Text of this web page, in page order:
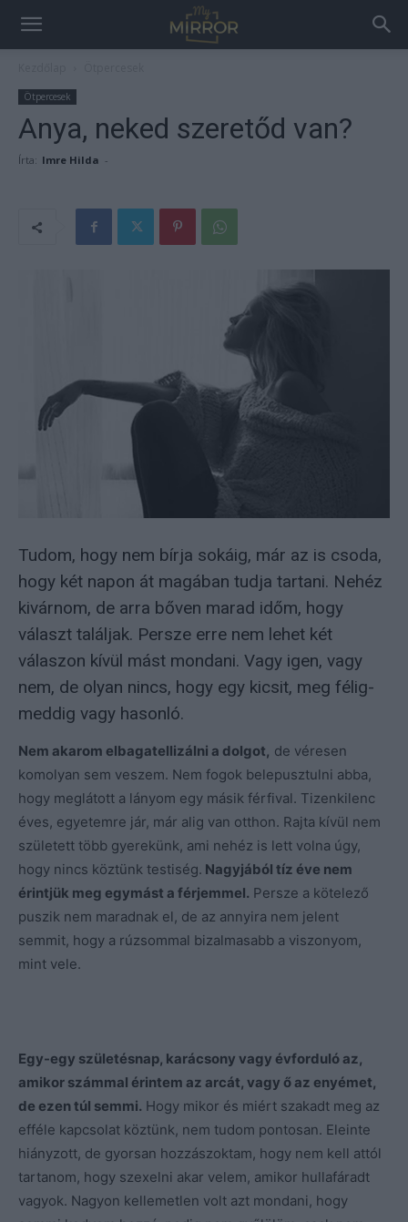
Ötpercesek
Anya, neked szeretőd van?
Írta: Imre Hilda -
Tudom, hogy nem bírja sokáig, már az is csoda,
hogy két napon át magában tudja tartani. Nehéz
kivárnom, de arra bőven marad időm, hogy
választ találjak. Persze erre nem lehet két
válaszon kívül mást mondani. Vagy igen, vagy
nem, de olyan nincs, hogy egy kicsit, meg félig-
meddig vagy hasonló.
Nem akarom elbagatellizálni a dolgot, de véresen
komolyan sem veszem. Nem fogok belepusztulni abba,
hogy meglátott a lányom egy másik férfival. Tizenkilenc
éves, egyetemre jár, már alig van otthon. Rajta kívül nem
született több gyerekünk, ami nehéz is lett volna úgy,
hogy nincs köztünk testiség. Nagyjából tíz éve nem
érintjük meg egymást a férjemmel. Persze a kötelező
puszik nem maradnak el, de az annyira nem jelent
semmit, hogy a rúzsommal bizalmasabb a viszonyom,
mint vele.
Egy-egy születésnap, karácsony vagy évforduló az,
amikor számmal érintem az arcát, vagy ő az enyémet,
de ezen túl semmi. Hogy mikor és miért szakadt meg az
efféle kapcsolat köztünk, nem tudom pontosan. Eleinte
hiányzott, de gyorsan hozzászoktam, hogy nem kell attól
tartanom, hogy szexelni akar velem, amikor hullafáradt
vagyok. Nagyon kellemetlen volt azt mondani, hogy